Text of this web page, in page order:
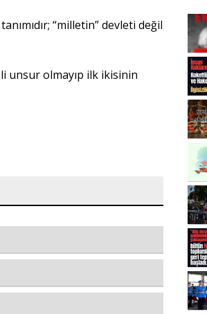
“milletin” devleti değil
unsur olmayıp ilk ikisinin